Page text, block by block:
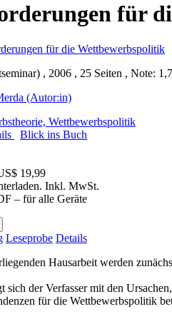
für
, 2006 , 25 Seiten , Note: 1,7
(Autor:in)
Wettbewerbspolitik
Blick ins Buch
19,99
Inkl. MwSt.
– für alle Geräte
Leseprobe Details
Hausarbeit werden
sich der Verfasser mit den
für die Wettbewerbspolitik